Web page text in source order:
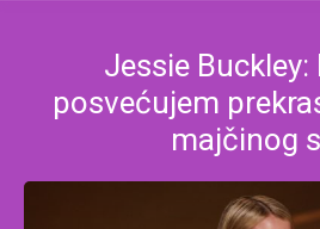
Jessie Buckley:
posvećujem
majčinog